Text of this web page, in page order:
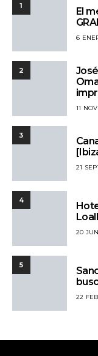
1
El
6
2
11
3
21
4
20
5
22